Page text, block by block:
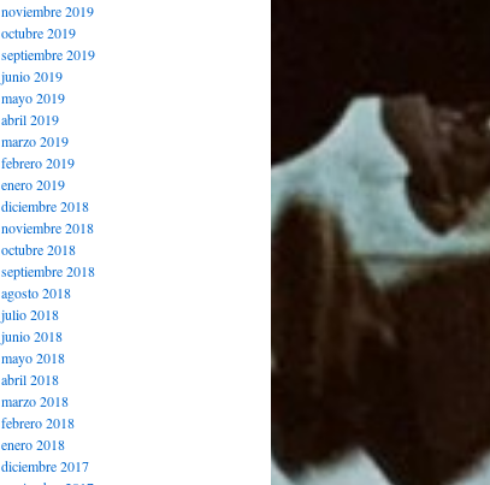
noviembre 2019
octubre 2019
septiembre 2019
junio 2019
mayo 2019
abril 2019
marzo 2019
febrero 2019
enero 2019
diciembre 2018
noviembre 2018
octubre 2018
septiembre 2018
agosto 2018
julio 2018
junio 2018
mayo 2018
abril 2018
marzo 2018
febrero 2018
enero 2018
diciembre 2017